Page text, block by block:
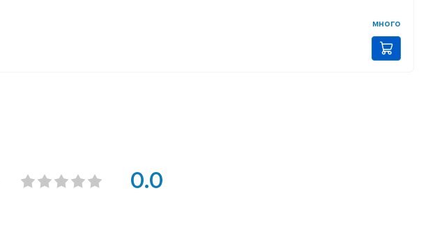
много
0.0